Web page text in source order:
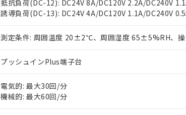
抵抗負荷(DC-12): DC24V 8A/DC120V 2.2A/DC240V
誘導負荷(DC-13): DC24V 4A/DC120V 1.1A/DC240V
測定条件: 周囲温度 20±2℃、周囲湿度 65±5%RH、
プッシュインPlus端子台
電気的: 最大30回/分
機械的: 最大60回/分
のであり、閲覧された時点での実際の在庫お
い。
正式な納期状況および標準価格はお客様のお
当社販売員にご相談ください。
オムロン制御機器販売店や当社販売拠点は「販
在庫状況および標準価格結果を当社の事前の
マイパーツ機能（部品リスト作成サービス）
ている必要があります。
お客様が当ウェブサイト上で当社にご登録さ
但し、RoHS指令で産業用監視および制御機器に対する適用除外項目
フタル酸エステル類の４物質については閾値を超える意図的な使用
※2 対応予定月
部品在庫の切り替え状況などにより、予定月が前後
※3 非含有証明書ダウンロード
Cr(Ⅵ)(六価クロム) : 1000ppm、 PBBs(ポリ臭化ビフェニル類) :
DBP(フタル酸ジブチル) : 1000ppm、 DIBP(フタル酸ジイソブチル
DEHP(フタル酸ビス(2-エチルヘキシル)) : 1000ppm
※2 環境保護使用期限
「ｅ」：有害物質（10物質）のすべてが基準値以下
「10」：通常の使用状況下において有害物質が外部
味します。
ます。
当社は貴社製品を、核兵器、ミサイル、化学
当社は、貴社製品を第三者に販売する場合は
また当社は、販売先および販売に係わる関係
たしません。
○ 一定数以上の在庫あり
△ 一定数には満たないが在庫あり
－
在庫なし(最新の在庫状況については、お
機器販売店・当社販売員にご確認くださ
空
白
受注生産機種、また在庫状況の情報を公開